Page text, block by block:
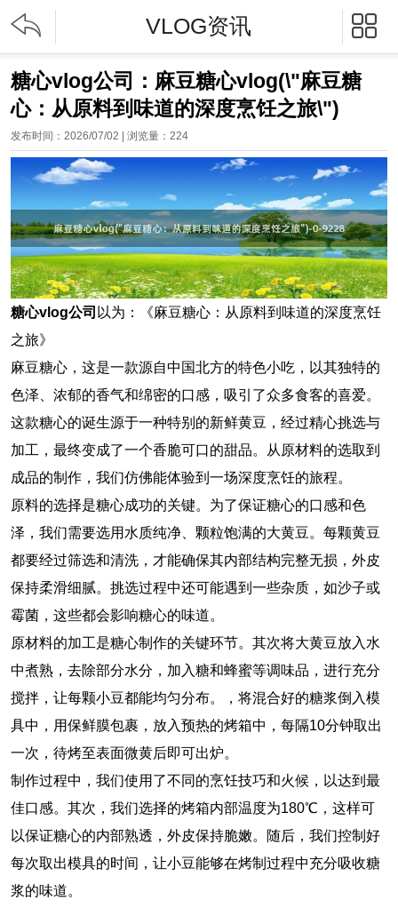
 VLOG资讯 
糖心vlog公司：麻豆糖心vlog(\"麻豆糖
心：从原料到味道的深度烹饪之旅\")
发布时间：2026/07/02 | 浏览量： 224
糖心vlog公司 以为：《麻豆糖心：从原料到味道的深度烹饪
之旅》
麻豆糖心，这是一款源自中国北方的特色小吃，以其独特的
色泽、浓郁的香气和绵密的口感，吸引了众多食客的喜爱。
这款糖心的诞生源于一种特别的新鲜黄豆，经过精心挑选与
加工，最终变成了一个香脆可口的甜品。从原材料的选取到
成品的制作，我们仿佛能体验到一场深度烹饪的旅程。
原料的选择是糖心成功的关键。为了保证糖心的口感和色
泽，我们需要选用水质纯净、颗粒饱满的大黄豆。每颗黄豆
都要经过筛选和清洗，才能确保其内部结构完整无损，外皮
保持柔滑细腻。挑选过程中还可能遇到一些杂质，如沙子或
霉菌，这些都会影响糖心的味道。
原材料的加工是糖心制作的关键环节。其次将大黄豆放入水
中煮熟，去除部分水分，加入糖和蜂蜜等调味品，进行充分
搅拌，让每颗小豆都能均匀分布。，将混合好的糖浆倒入模
具中，用保鲜膜包裹，放入预热的烤箱中，每隔10分钟取出
一次，待烤至表面微黄后即可出炉。
制作过程中，我们使用了不同的烹饪技巧和火候，以达到最
佳口感。其次，我们选择的烤箱内部温度为180℃，这样可
以保证糖心的内部熟透，外皮保持脆嫩。随后，我们控制好
每次取出模具的时间，让小豆能够在烤制过程中充分吸收糖
浆的味道。